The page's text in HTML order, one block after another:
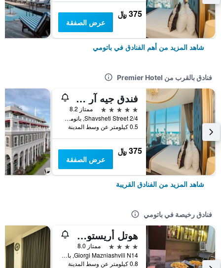
375 ﷼
عرض الصفقة
شاهد المزيد من أهم الفنادق في باتومي
فنادق بالقرب من Premier Hotel
فندق جيه آر دبليو ويلموند
5 نجوم
ممتاز 8.2
Shavsheti Street 2/4, باتومي, جورجيا
0.5 كيلومتر عن وسط المدينة
375 ﷼
عرض الصفقة
شاهد المزيد من الفنادق القريبة
فنادق رخيصة في باتومي
هوتل أريستوكرات باتومي
4 نجوم
ممتاز 8.0
Giorgi Mazniashvili N14, باتومي, جورجيا
0.8 كيلومتر عن وسط المدينة